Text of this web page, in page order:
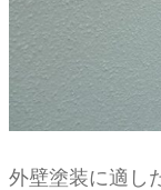
外壁塗装に適し